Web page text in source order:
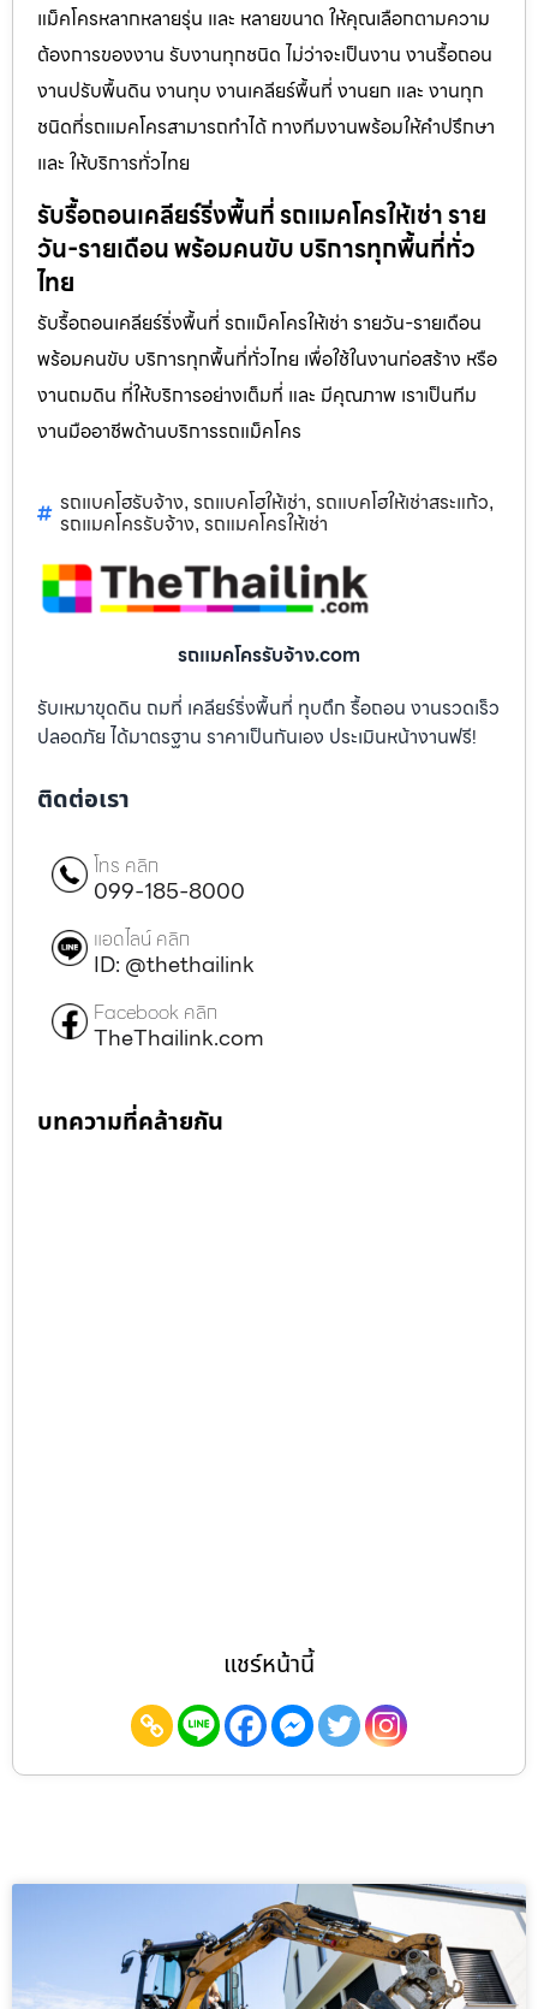
แม็คโครหลากหลายรุ่น และ หลายขนาด ให้คุณเลือกตามความ
ต้องการของงาน รับงานทุกชนิด ไม่ว่าจะเป็นงาน งานรื้อถอน
งานปรับพื้นดิน งานทุบ งานเคลียร์พื้นที่ งานยก และ งานทุก
ชนิดที่รถแมคโครสามารถทำได้ ทางทีมงานพร้อมให้คำปรึกษา
และ ให้บริการทั่วไทย
รับรื้อถอนเคลียร์ริ่งพื้นที่ รถแมคโครให้เช่า ราย
วัน-รายเดือน พร้อมคนขับ บริการทุกพื้นที่ทั่ว
ไทย
รับรื้อถอนเคลียร์ริ่งพื้นที่ รถแม็คโครให้เช่า รายวัน-รายเดือน
พร้อมคนขับ บริการทุกพื้นที่ทั่วไทย เพื่อใช้ในงานก่อสร้าง หรือ
งานถมดิน ที่ให้บริการอย่างเต็มที่ และ มีคุณภาพ เราเป็นทีม
งานมืออาชีพด้านบริการรถแม็คโคร
รถแบคโฮรับจ้าง, รถแบคโฮให้เช่า, รถแบคโฮให้เช่าสระแก้ว,
รถแมคโครรับจ้าง, รถแมคโครให้เช่า
รถแมคโครรับจ้าง.com
รับเหมาขุดดิน ถมที่ เคลียร์ริ่งพื้นที่ ทุบตึก รื้อถอน งานรวดเร็ว
ปลอดภัย ได้มาตรฐาน ราคาเป็นกันเอง ประเมินหน้างานฟรี!
ติดต่อเรา
โทร คลิก
099-185-8000
แอดไลน์ คลิก
ID: @thethailink
Facebook คลิก
TheThailink.com
บทความที่คล้ายกัน
แชร์หน้านี้